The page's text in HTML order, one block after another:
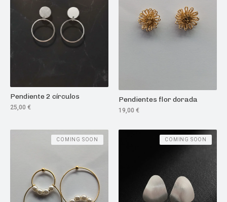
Pendiente 2 círculos
25,00 €
Pendientes flor dorada
19,00 €
COMING SOON COMING SOON